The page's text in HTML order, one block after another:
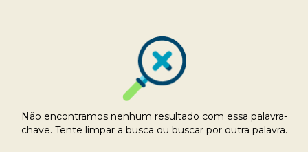
Não encontramos nenhum resultado com essa palavra-
chave. Tente limpar a busca ou buscar por outra palavra.